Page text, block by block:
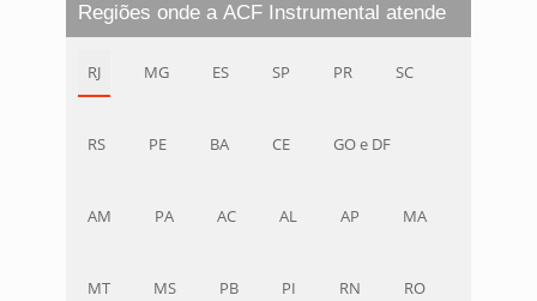
Regiões onde a ACF Instrumental atende
RJ MG ES SP PR SC
RS PE BA CE GO e DF
AM PA AC AL AP MA
MT MS PB PI RN RO